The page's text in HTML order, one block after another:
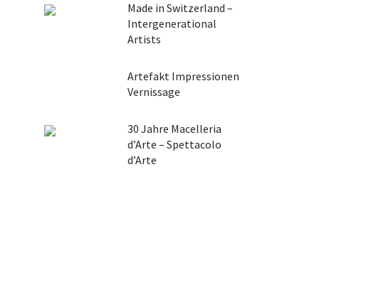
Made in Switzerland –
Intergenerational
Artists
Artefakt Impressionen
Vernissage
30 Jahre Macelleria
d’Arte – Spettacolo
d’Arte